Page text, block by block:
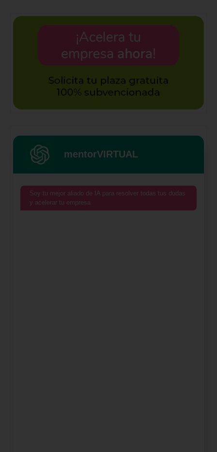
mentorVIRTUAL
Soy tu mejor aliado de IA para resolver todas tus dudas
y acelerar tu empresa